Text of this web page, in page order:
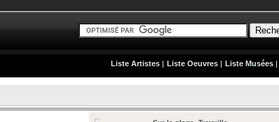
Liste Artistes | Liste Oeuvres | Liste Musées |